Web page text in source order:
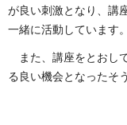
が良い刺激となり、講
一緒に活動しています。
また、講座をとおし
る良い機会となったそ